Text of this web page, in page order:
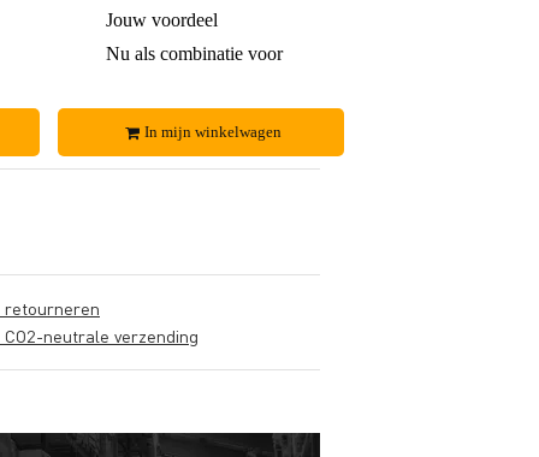
Jouw voordeel
Nu als combinatie voor
In mijn winkelwagen
retourneren
CO2-neutrale verzending